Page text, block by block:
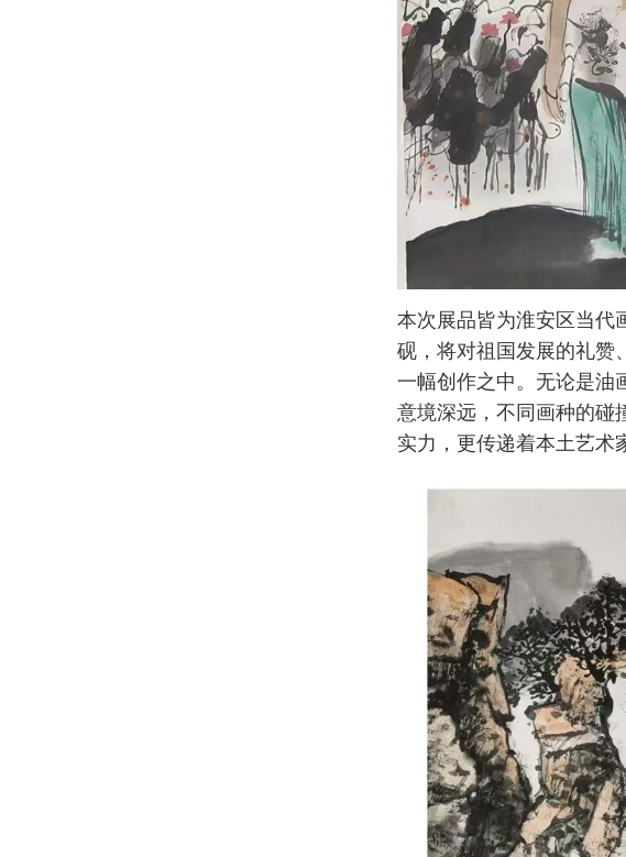
本次展品皆为淮安区当代
砚，将对祖国发展的礼赞
一幅创作之中。无论是油
意境深远，不同画种的碰
实力，更传递着本土艺术